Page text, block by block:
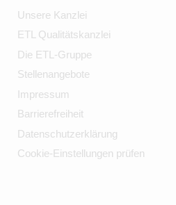
Unsere Kanzlei
ETL Qualitätskanzlei
Die ETL-Gruppe
Stellenangebote
Impressum
Barrierefreiheit
Datenschutzerklärung
Cookie-Einstellungen prüfen